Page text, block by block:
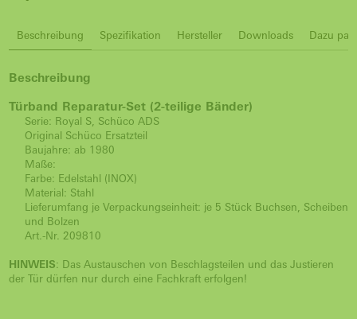
Beschreibung Spezifikation Hersteller Downloads Dazu
Beschreibung
Türband Reparatur-Set (2-teilige Bänder)
Serie: Royal S, Schüco ADS
Original Schüco Ersatzteil
Baujahre: ab 1980
Maße:
Farbe: Edelstahl (INOX)
Material: Stahl
Lieferumfang je Verpackungseinheit: je 5 Stück Buchsen, Scheiben
und Bolzen
Art.-Nr. 209810
HINWEIS: Das Austauschen von Beschlagsteilen und das Justieren
der Tür dürfen nur durch eine Fachkraft erfolgen!